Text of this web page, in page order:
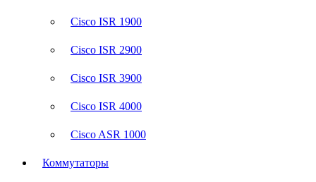
Cisco ISR 1900
Cisco ISR 2900
Cisco ISR 3900
Cisco ISR 4000
Cisco ASR 1000
Коммутаторы